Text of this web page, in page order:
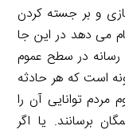
و بر جسته کردن
می دهد در این جا
رسانه در سطح عموم
است که هر حادثه
توانایی آن را
برسانند. یا اگر